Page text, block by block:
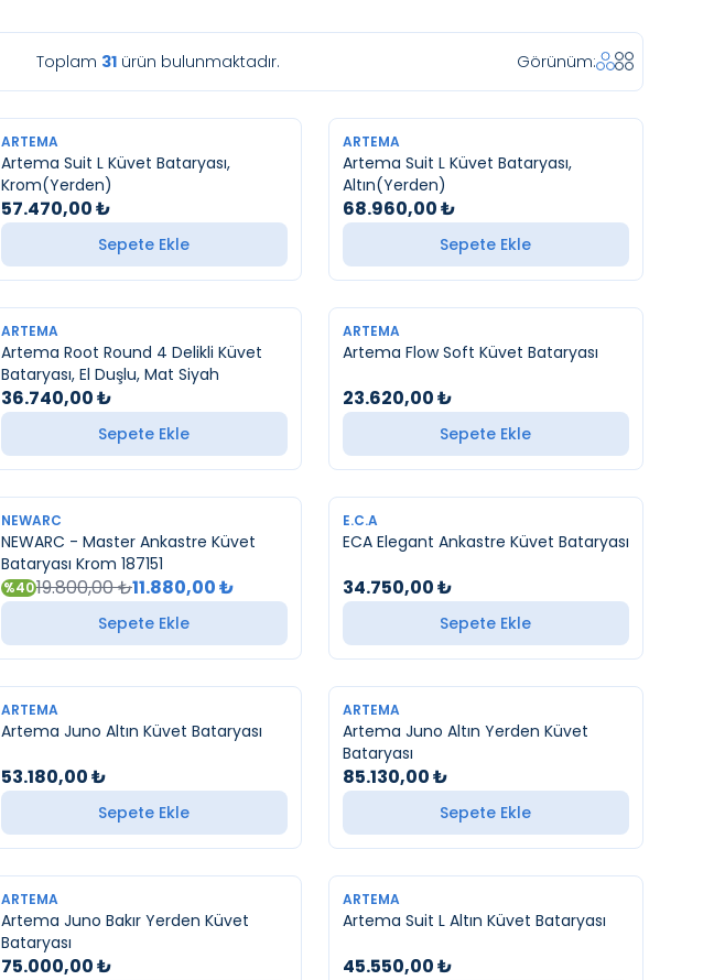
Toplam 31 ürün bulunmaktadır. Görünüm:
YENI
ARTEMA
Artema Suit L Küvet Bataryası,
Krom(Yerden)
57.470,00₺
Sepete Ekle
YENI
ARTEMA
Artema Suit L Küvet Bataryası,
Altın(Yerden)
68.960,00₺
Sepete Ekle
YENI
ARTEMA
Artema Root Round 4 Delikli Küvet
Bataryası, El Duşlu, Mat Siyah
36.740,00₺
Sepete Ekle
YENI
ARTEMA
Artema Flow Soft Küvet Bataryası
23.620,00₺
Sepete Ekle
YENI
NEWARC
NEWARC - Master Ankastre Küvet
Bataryası Krom 187151
%4019.800,00₺11.880,00₺
Sepete Ekle
YENI
E.C.A
ECA Elegant Ankastre Küvet Bataryası
34.750,00₺
Sepete Ekle
YENI
ARTEMA
Artema Juno Altın Küvet Bataryası
53.180,00₺
Sepete Ekle
YENI
ARTEMA
Artema Juno Altın Yerden Küvet
Bataryası
85.130,00₺
Sepete Ekle
YENI
ARTEMA
Artema Juno Bakır Yerden Küvet
Bataryası
75.000,00₺
YENI
ARTEMA
Artema Suit L Altın Küvet Bataryası
45.550,00₺